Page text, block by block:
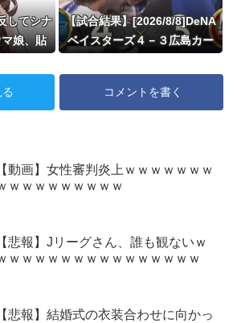
してシナ
娘、貼
【試合結果】[2026/8/8]DeNA
ベイスターズ４－３広島カー
コメントを書く
【動画】女性審判炎上ｗｗｗｗｗｗｗ
ｗｗｗｗｗｗｗｗｗ
【悲報】Jリーグさん、誰も観ないｗ
ｗｗｗｗｗｗｗｗｗｗｗｗｗｗｗ
【悲報】結婚式の衣装合わせに向かっ